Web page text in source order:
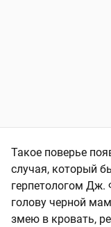
Такое поверье
случая, который
герпетологом
голову черной
змею в кровать,